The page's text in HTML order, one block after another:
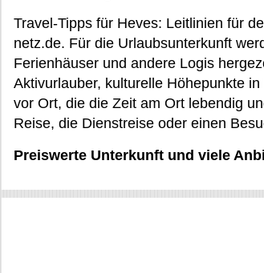
Travel-Tipps für Heves: Leitlinien für
netz.de. Für die Urlaubsunterkunft
Ferienhäuser und andere Logis
Aktivurlauber, kulturelle Höhepunkte
vor Ort, die die Zeit am Ort lebendig
Reise, die Dienstreise oder einen
Preiswerte Unterkunft und viele